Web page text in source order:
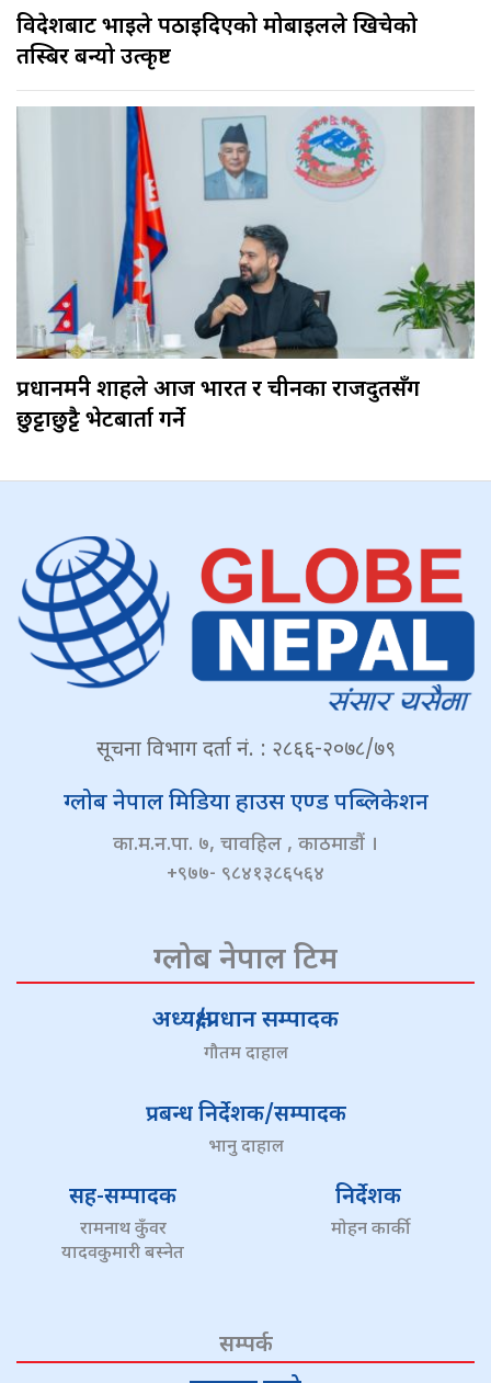
विदेशबाट भाइले पठाइदिएको मोबाइलले खिचेको
तस्बिर बन्यो उत्कृष्ट
प्रधानमन्त्री शाहले आज भारत र चीनका राजदुतसँग
छुट्टाछुट्टै भेटबार्ता गर्ने
सूचना विभाग दर्ता नं. : २८६६-२०७८/७९
ग्लोब नेपाल मिडिया हाउस एण्ड पब्लिकेशन
का.म.न.पा. ७, चावहिल , काठमाडौं ।
+९७७- ९८४१३८६५६४
ग्लोब नेपाल टिम
अध्यक्ष/प्रधान सम्पादक
गौतम दाहाल
प्रबन्ध निर्देशक/सम्पादक
भानु दाहाल
सह-सम्पादक
रामनाथ कुँवर
यादवकुमारी बस्नेत
निर्देशक
मोहन कार्की
सम्पर्क